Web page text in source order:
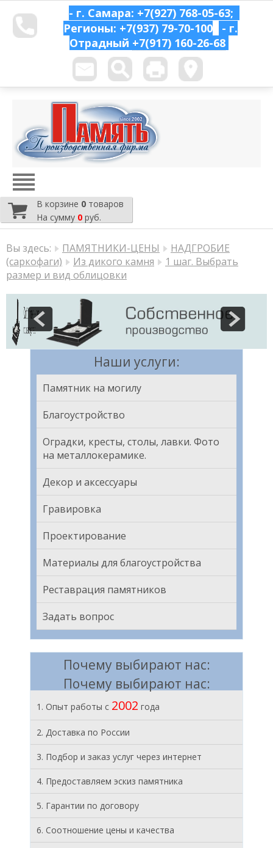
- г. Самара: +7(927) 768-05-63;
Регионы: +7(937) 79-70-100
- г.
Отрадный +7(917) 160-26-68
В корзине 0 товаров
На сумму 0 руб.
Вы здесь: ПАМЯТНИКИ-ЦЕНЫ
НАДГРОБИЕ
(саркофаги)
Из дикого камня
1 шаг. Выбрать
размер и вид облицовки
Наши услуги:
Памятник на могилу
Благоустройство
Оградки, кресты, столы, лавки. Фото
на металлокерамике.
Декор и аксессуары
Гравировка
Проектирование
Материалы для благоустройства
Реставрация памятников
Задать вопрос
Почему выбирают нас:
Почему выбирают нас:
1. Опыт работы с 2002 года
2. Доставка по России
3. Подбор и заказ услуг через интернет
4. Предоставляем эскиз памятника
5. Гарантии по договору
6. Соотношение цены и качества